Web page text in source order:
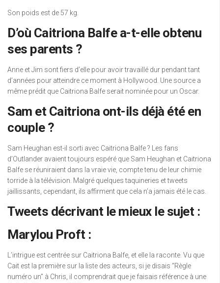
Son poids est de 57 kg.
D’où Caitriona Balfe a-t-elle obtenu
ses parents ?
Anne et Jim sont fiers d’elle pour avoir travaillé dur pendant tant
d’années pour atteindre ce moment à Hollywood. Une source a
même prédit que Caitriona Balfe serait nominée pour un Oscar.
Sam et Caitriona ont-ils déjà été en
couple ?
Sam Heughan est-il sorti avec Caitriona Balfe ? Les fans
d’Outlander avaient toujours espéré que Sam Heughan et Caitriona
Balfe se réuniraient dans la vraie vie, compte tenu de leur chimie
torride à la télévision. Malgré quelques taquineries et tweets
jaillissants, cependant, ils affirment que cela n’a jamais été le cas.
Tweets décrivant le mieux le sujet :
Marylou Proft :
L’intrigue est centrée sur Caitriona Balfe, et elle la raconte. Vu que
Cait est la première sur la liste des acteurs, si je disais “Règle
numéro un” à Chris, il comprendrait que je faisais référence à une